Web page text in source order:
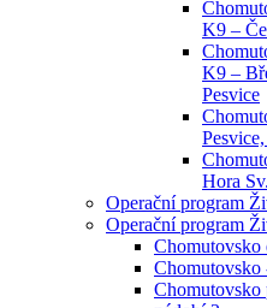
K9 –
K9 –
Pesvice
Hora
Operační program
Operační program
Chomutovsko
Chomutovsko
Chomutovsko